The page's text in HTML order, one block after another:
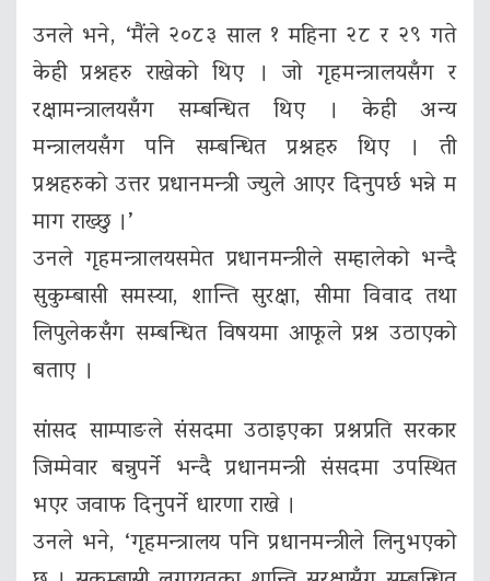
उनले भने, ‘मैंले २०८३ साल १ महिना २८ र २९ गते
केही प्रश्नहरु राखेको थिए । जो गृहमन्त्रालयसँग र
रक्षामन्त्रालयसँग सम्बन्धित थिए । केही अन्य
मन्त्रालयसँग पनि सम्बन्धित प्रश्नहरु थिए । ती
प्रश्नहरुको उत्तर प्रधानमन्त्री ज्युले आएर दिनुपर्छ भन्ने म
माग राख्छु ।’
उनले गृहमन्त्रालयसमेत प्रधानमन्त्रीले सम्हालेको भन्दै
सुकुम्बासी समस्या, शान्ति सुरक्षा, सीमा विवाद तथा
लिपुलेकसँग सम्बन्धित विषयमा आफूले प्रश्न उठाएको
बताए ।
सांसद साम्पाङले संसदमा उठाइएका प्रश्नप्रति सरकार
जिम्मेवार बन्नुपर्ने भन्दै प्रधानमन्त्री संसदमा उपस्थित
भएर जवाफ दिनुपर्ने धारणा राखे ।
उनले भने, ‘गृहमन्त्रालय पनि प्रधानमन्त्रीले लिनुभएको